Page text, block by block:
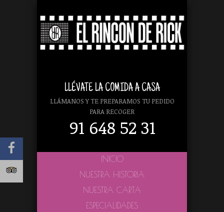
LLÉVATE LA COMIDA A CASA
LLÁMANOS Y TE PREPARAMOS TU PEDIDO
PARA RECOGER
91 648 52 31
INICIO
NUESTRA HISTORIA
NUESTRA CARTA
ESPECIALIDADES